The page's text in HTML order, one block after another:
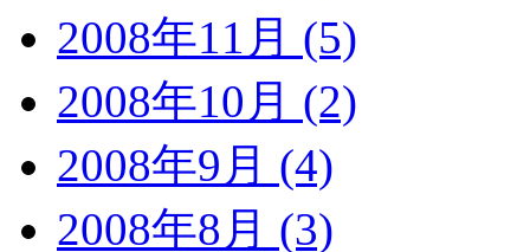
2008年11月 (5)
2008年10月 (2)
2008年9月 (4)
2008年8月 (3)